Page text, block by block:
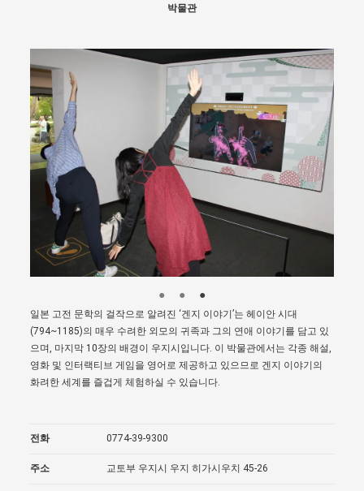
박물관
일본 고전 문학의 걸작으로 알려진 ‘겐지 이야기’는 헤이안 시대
(794~1185)의 매우 수려한 외모의 귀족과 그의 연애 이야기를 담고 있
으며, 마지막 10장의 배경이 우지시입니다. 이 박물관에서는 각종 해설,
영화 및 인터랙티브 게임을 영어로 제공하고 있으므로 겐지 이야기의
화려한 세계를 즐겁게 체험하실 수 있습니다.
전화 0774-39-9300
주소 교토부 우지시 우지 히가시우치 45-26